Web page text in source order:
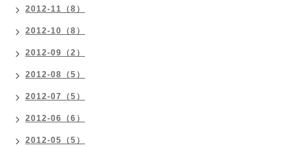
2012-11（8）
2012-10（8）
2012-09（2）
2012-08（5）
2012-07（5）
2012-06（6）
2012-05（5）